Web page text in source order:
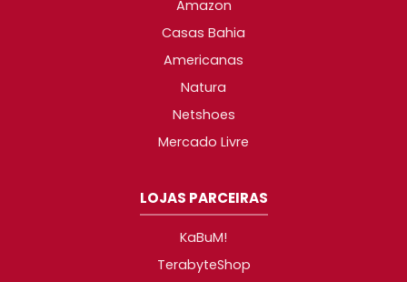
Amazon
Casas Bahia
Americanas
Natura
Netshoes
Mercado Livre
LOJAS PARCEIRAS
KaBuM!
TerabyteShop